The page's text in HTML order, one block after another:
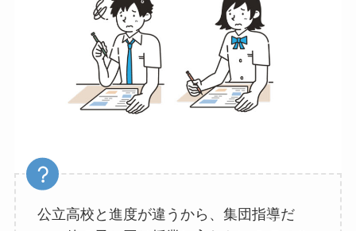
公立高校と進度が違うから、集団指導だ